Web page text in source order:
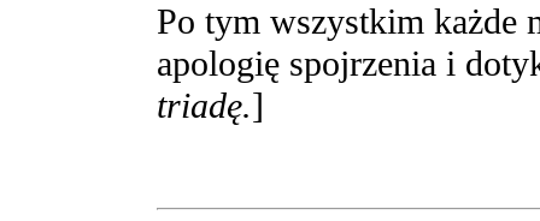
Po tym wszystkim każde
apologię spojrzenia i
triadę.]